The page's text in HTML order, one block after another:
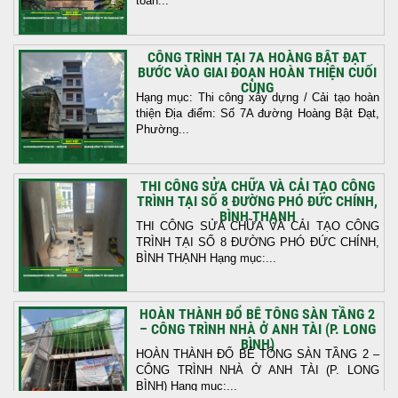
CÔNG TRÌNH TẠI 7A HOÀNG BẬT ĐẠT
BƯỚC VÀO GIAI ĐOẠN HOÀN THIỆN CUỐI
CÙNG
Hạng mục: Thi công xây dựng / Cải tạo hoàn
thiện Địa điểm: Số 7A đường Hoàng Bật Đạt,
Phường...
THI CÔNG SỬA CHỮA VÀ CẢI TẠO CÔNG
TRÌNH TẠI SỐ 8 ĐƯỜNG PHÓ ĐỨC CHÍNH,
BÌNH THẠNH
THI CÔNG SỬA CHỮA VÀ CẢI TẠO CÔNG
TRÌNH TẠI SỐ 8 ĐƯỜNG PHÓ ĐỨC CHÍNH,
BÌNH THẠNH Hạng mục:...
HOÀN THÀNH ĐỔ BÊ TÔNG SÀN TẦNG 2
– CÔNG TRÌNH NHÀ Ở ANH TÀI (P. LONG
BÌNH)
HOÀN THÀNH ĐỔ BÊ TÔNG SÀN TẦNG 2 –
CÔNG TRÌNH NHÀ Ở ANH TÀI (P. LONG
BÌNH) Hạng mục:...